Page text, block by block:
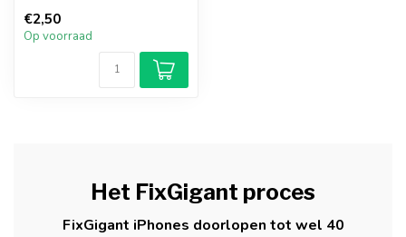
repar...
€2,50
Op voorraad
Het FixGigant proces
FixGigant iPhones doorlopen tot wel 40